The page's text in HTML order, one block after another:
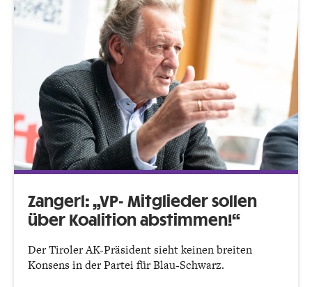
Zangerl: „VP- Mitglieder sollen
über Koalition abstimmen!“
Der Tiroler AK-Präsident sieht keinen breiten
Konsens in der Partei für Blau-Schwarz.